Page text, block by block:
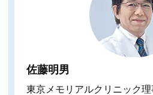
佐藤明男
東京メモリアルクリニック